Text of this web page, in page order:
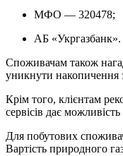
МФО — 320478;
АБ «Укргазбанк».
Споживачам також
уникнути накопичення
Крім того, клієнтам
сервісів дає
Для побутових
Вартість природного